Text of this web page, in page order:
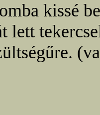
kissé
lett